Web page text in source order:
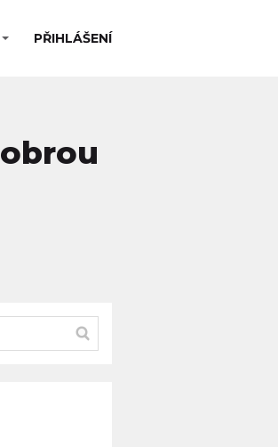
PŘIHLÁŠENÍ